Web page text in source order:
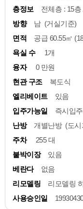
층정보
전체층 : 15
방향
남 (거실기준)
면적
공급 60.55㎡
욕실 수
1개
융자
0 만원
현관 구조
복도식
엘리베이트
있음
입주가능일
즉시입주
난방
개별난방 (도시
주차
255 대
붙박이장
있음
베란다
없음
리모델링
리모델링
사용승인일